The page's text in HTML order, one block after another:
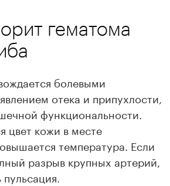
гематома
болевыми
отека и припухлости,
функциональности.
цвет кожи в месте
температура. Если
разрыв крупных артерий,